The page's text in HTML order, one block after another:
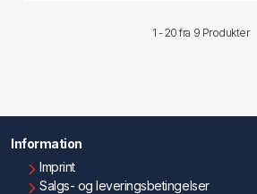
1 - 20 fra 9 Produkter
Information
Imprint
Salgs- og leveringsbetingelser